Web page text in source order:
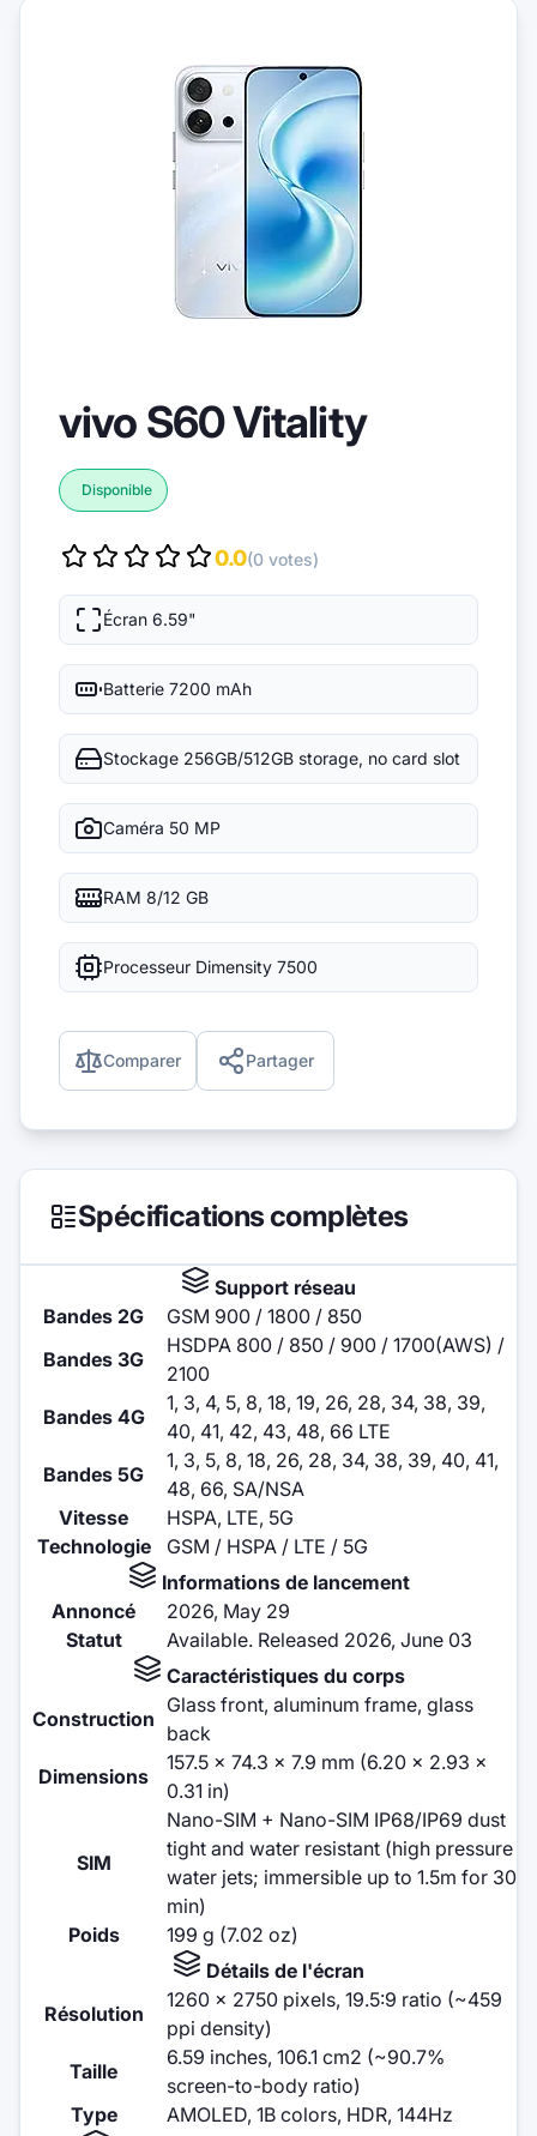
vivo S60 Vitality
Disponible
0.0(0 votes)
Écran 6.59"
Batterie 7200 mAh
Stockage 256GB/512GB storage, no card slot
Caméra 50 MP
RAM 8/12 GB
Processeur Dimensity 7500
Comparer Partager
Spécifications complètes
Support réseau
Bandes 2G
GSM 900 / 1800 / 850
Bandes 3G
HSDPA 800 / 850 / 900 / 1700(AWS) /
2100
Bandes 4G
1, 3, 4, 5, 8, 18, 19, 26, 28, 34, 38, 39,
40, 41, 42, 43, 48, 66 LTE
Bandes 5G
1, 3, 5, 8, 18, 26, 28, 34, 38, 39, 40, 41,
48, 66, SA/NSA
Vitesse
HSPA, LTE, 5G
Technologie
GSM / HSPA / LTE / 5G
Informations de lancement
Annoncé
2026, May 29
Statut
Available. Released 2026, June 03
Caractéristiques du corps
Construction
Glass front, aluminum frame, glass
back
Dimensions
157.5 x 74.3 x 7.9 mm (6.20 x 2.93 x
0.31 in)
SIM
Nano-SIM + Nano-SIM IP68/IP69 dust
tight and water resistant (high pressure
water jets; immersible up to 1.5m for 30
min)
Poids
199 g (7.02 oz)
Détails de l'écran
Résolution
1260 x 2750 pixels, 19.5:9 ratio (~459
ppi density)
Taille
6.59 inches, 106.1 cm2 (~90.7%
screen-to-body ratio)
Type
AMOLED, 1B colors, HDR, 144Hz